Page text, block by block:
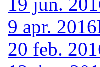
9 apr. 2016
20 feb.